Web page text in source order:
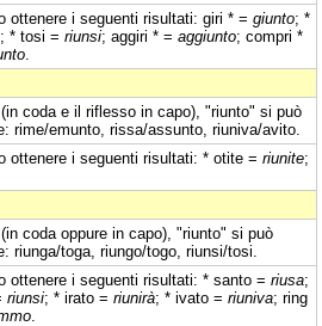
ottenere i seguenti risultati: giri * = giunto; *
; * tosi = riunsi; aggiri * = aggiunto; compri *
coda e il riflesso in capo), "riunto" si può
rime/emunto, rissa/assunto, riuniva/avito.
ottenere i seguenti risultati: * otite = riunite;
coda oppure in capo), "riunto" si può
riunga/toga, riungo/togo, riunsi/tosi.
ottenere i seguenti risultati: * santo = riusa;
riunsi; * irato = riunirà; * ivato = riuniva; ring